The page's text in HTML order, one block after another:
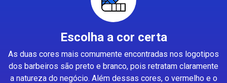
Escolha a cor certa
As duas cores mais comumente encontradas nos logotipos
dos barbeiros são preto e branco, pois retratam claramente
a natureza do negócio. Além dessas cores, o vermelho e o